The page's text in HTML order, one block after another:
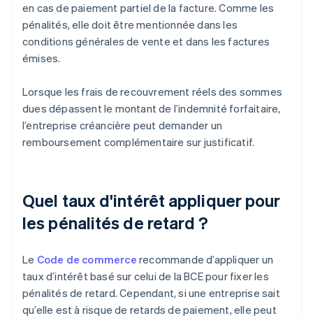
en cas de paiement partiel de la facture. Comme les
pénalités, elle doit être mentionnée dans les
conditions générales de vente et dans les factures
émises.
Lorsque les frais de recouvrement réels des sommes
dues dépassent le montant de l’indemnité forfaitaire,
l’entreprise créancière peut demander un
remboursement complémentaire sur justificatif.
Quel taux d'intérêt appliquer pour
les pénalités de retard ?
Le Code de commerce recommande d’appliquer un
taux d’intérêt basé sur celui de la BCE pour fixer les
pénalités de retard. Cependant, si une entreprise sait
qu’elle est à risque de retards de paiement, elle peut